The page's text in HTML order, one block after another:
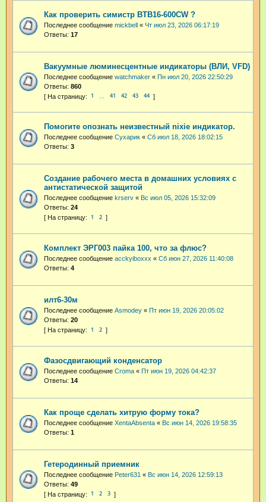
Как проверить симистр BTB16-600CW ?
Последнее сообщение mickbell « Чт июл 23, 2026 06:17:19
Ответы: 17
Вакуумные люминесцентные индикаторы (ВЛИ, VFD)
Последнее сообщение watchmaker « Пн июл 20, 2026 22:50:29
Ответы: 860
1 41 42 43 44
Помогите опознать неизвестный nixie индикатор.
Последнее сообщение Сухарик « Сб июл 18, 2026 18:02:15
Ответы: 3
Cоздание рабочего места в домашних условиях с
антистатической защитой
Последнее сообщение krserv « Вс июл 05, 2026 15:32:09
Ответы: 24
1 2
Комплект ЭРГ003 пайка 100, что за флюс?
Последнее сообщение acckyiboxxx « Сб июн 27, 2026 11:40:08
Ответы: 4
илт6-30м
Последнее сообщение Asmodey « Пт июн 19, 2026 20:05:02
Ответы: 20
1 2
Фазосдвигающий конденсатор
Последнее сообщение Croma « Пт июн 19, 2026 04:42:37
Ответы: 14
Как проще сделать хитрую форму тока?
Последнее сообщение XentaAbsenta « Вс июн 14, 2026 19:58:35
Ответы: 1
Гетеродинный приемник
Последнее сообщение Peter631 « Вс июн 14, 2026 12:59:13
Ответы: 49
1 2 3